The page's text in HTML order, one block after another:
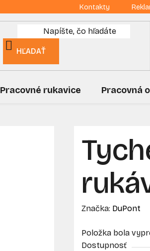
Kontakty
HĽADAŤ
Pracovné rukavice Pracovná
Značka: DuPont
Položka bola
Dostupnosť